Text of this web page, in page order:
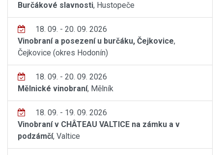
Burčákové slavnosti, Hustopeče
18. 09. - 20. 09. 2026
Vinobraní a posezení u burčáku, Čejkovice,
Čejkovice (okres Hodonín)
18. 09. - 20. 09. 2026
Mělnické vinobraní, Mělník
18. 09. - 19. 09. 2026
Vinobraní v CHÂTEAU VALTICE na zámku a v
podzámčí, Valtice